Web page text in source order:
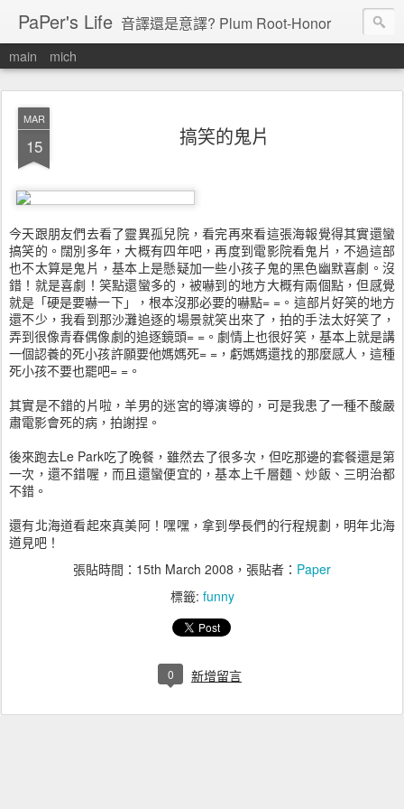
PaPer's Life 音譯還是意譯? Plum Root-Honor
main mich
MAR
15 搞笑的鬼片
今天跟朋友們去看了靈異孤兒院，看完再來看這張海報覺得其實還蠻
搞笑的。闊別多年，大概有四年吧，再度到電影院看鬼片，不過這部
也不太算是鬼片，基本上是懸疑加一些小孩子鬼的黑色幽默喜劇。沒
錯！就是喜劇！笑點還蠻多的，被嚇到的地方大概有兩個點，但感覺
就是「硬是要嚇一下」，根本沒那必要的嚇點= =。這部片好笑的地方
還不少，我看到那沙灘追逐的場景就笑出來了，拍的手法太好笑了，
弄到很像青春偶像劇的追逐鏡頭= =。劇情上也很好笑，基本上就是講
一個認養的死小孩許願要他媽媽死= =，虧媽媽還找的那麼感人，這種
死小孩不要也罷吧= =。
其實是不錯的片啦，羊男的迷宮的導演導的，可是我患了一種不酸嚴
肅電影會死的病，拍謝捏。
後來跑去Le Park吃了晚餐，雖然去了很多次，但吃那邊的套餐還是第
一次，還不錯喔，而且還蠻便宜的，基本上千層麵、炒飯、三明治都
不錯。
還有北海道看起來真美阿！嘿嘿，拿到學長們的行程規劃，明年北海
道見吧！
張貼時間： 15th March 2008 ，張貼者： Paper
標籤: funny
0 新增留言